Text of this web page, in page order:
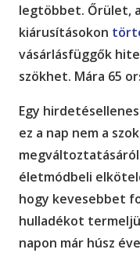
legtöbbet. Őrület,
kiárusításokon
vásárlásfüggők
szökhet. Mára 65
Egy
ez a nap nem a
életmódbeli
hogy kevesebbet
hulladékot
napon már húsz